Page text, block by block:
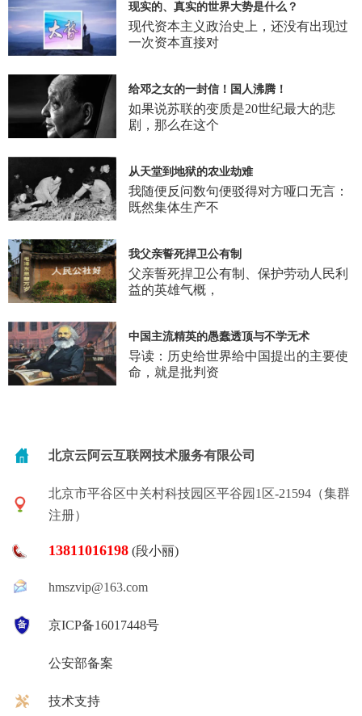
现实的、真实的世界大势是什么？
现代资本主义政治史上，还没有出现过
一次资本直接对
给邓之女的一封信！国人沸腾！
如果说苏联的变质是20世纪最大的悲
剧，那么在这个
从天堂到地狱的农业劫难
我随便反问数句便驳得对方哑口无言：
既然集体生产不
我父亲誓死捍卫公有制
父亲誓死捍卫公有制、保护劳动人民利
益的英雄气概，
中国主流精英的愚蠢透顶与不学无术
导读：历史给世界给中国提出的主要使
命，就是批判资
北京云阿云互联网技术服务有限公司
北京市平谷区中关村科技园区平谷园1区-21594（集群
注册）
13811016198 (段小丽)
hmszvip@163.com
京ICP备16017448号
公安部备案
技术支持